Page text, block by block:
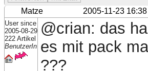
Matze 2005-11-23 16:38
User since
2005-08-29
222 Artikel
BenutzerIn
@crian: das
es mit pack
???